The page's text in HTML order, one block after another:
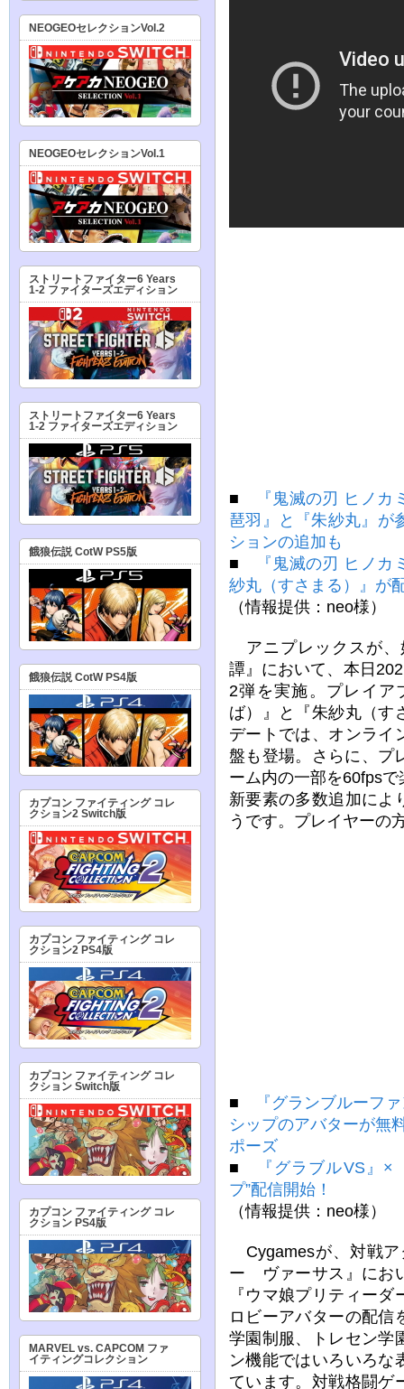
■
『鬼滅の刃 ヒノ
琶羽』と『朱紗丸』が
ションの追加も
■
『鬼滅の刃 ヒノ
紗丸（すさまる）』が
（情報提供：neo様）
アニプレックスが
譚』において、本日
2弾を実施。プレイア
ば）』と『朱紗丸（す
デートでは、オンライ
盤も登場。さらに、プ
ーム内の一部を60fpsで
新要素の多数追加によ
うです。プレイヤーの
■
『グランブルーフ
シップのアバターが無
ポーズ
■
『グラブルVS』
プ”配信開始！
（情報提供：neo様）
Cygamesが、対戦ア
ー ヴァーサス』にお
『ウマ娘プリティー
ロビーアバターの配信
学園制服、トレセン学
ン機能ではいろいろな
ています。対戦格闘ゲ
NEOGEOセレクションVol.2
NEOGEOセレクションVol.1
ストリートファイター6 Years
1-2 ファイターズエディション
ストリートファイター6 Years
1-2 ファイターズエディション
餓狼伝説 CotW PS5版
餓狼伝説 CotW PS4版
カプコン ファイティング コレ
クション2 Switch版
カプコン ファイティング コレ
クション2 PS4版
カプコン ファイティング コレ
クション Switch版
カプコン ファイティング コレ
クション PS4版
MARVEL vs. CAPCOM ファ
イティングコレクション